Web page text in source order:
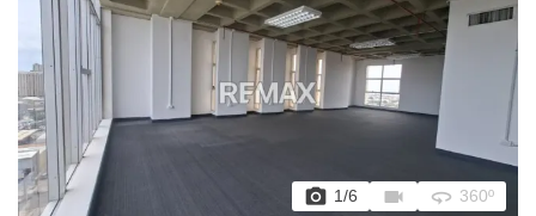
photo_camera 1/6 videocam 360 360º